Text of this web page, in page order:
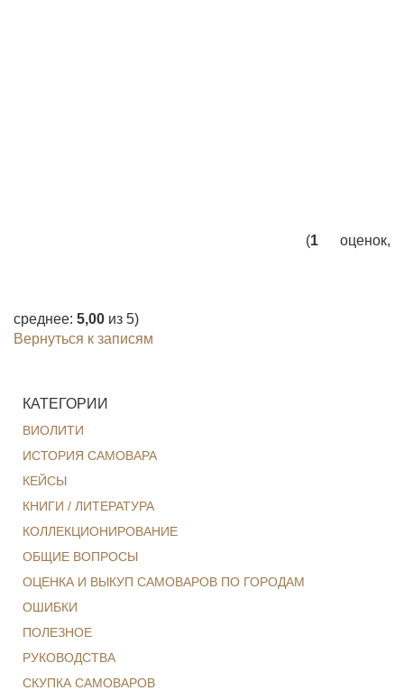
(1 оценок,
среднее: 5,00 из 5)
Вернуться к записям
КАТЕГОРИИ
ВИОЛИТИ
ИСТОРИЯ САМОВАРА
КЕЙСЫ
КНИГИ / ЛИТЕРАТУРА
КОЛЛЕКЦИОНИРОВАНИЕ
ОБЩИЕ ВОПРОСЫ
ОЦЕНКА И ВЫКУП САМОВАРОВ ПО ГОРОДАМ
ОШИБКИ
ПОЛЕЗНОЕ
РУКОВОДСТВА
СКУПКА САМОВАРОВ